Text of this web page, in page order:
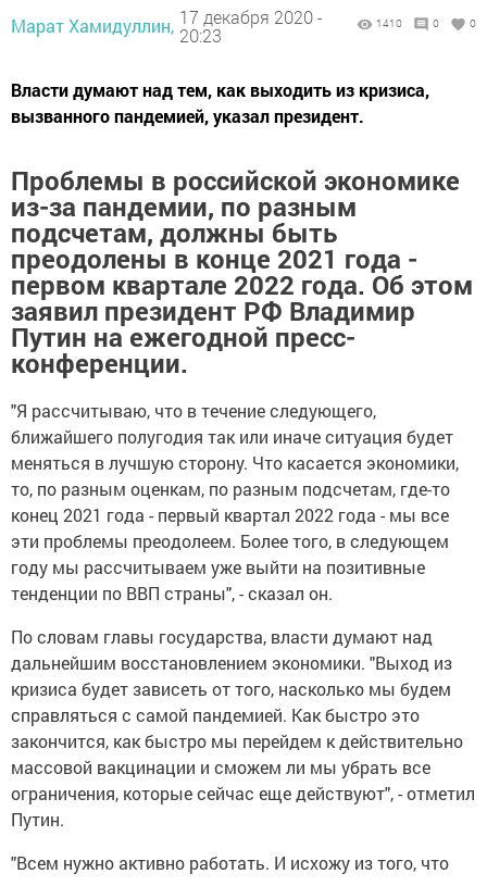
Марат Хамидуллин, 17 декабря 2020 -
20:23
1410 0 0
Власти думают над тем, как выходить из кризиса,
вызванного пандемией, указал президент.
Проблемы в российской экономике
из-за пандемии, по разным
подсчетам, должны быть
преодолены в конце 2021 года -
первом квартале 2022 года. Об этом
заявил президент РФ Владимир
Путин на ежегодной пресс-
конференции.
"Я рассчитываю, что в течение следующего,
ближайшего полугодия так или иначе ситуация будет
меняться в лучшую сторону. Что касается экономики,
то, по разным оценкам, по разным подсчетам, где-то
конец 2021 года - первый квартал 2022 года - мы все
эти проблемы преодолеем. Более того, в следующем
году мы рассчитываем уже выйти на позитивные
тенденции по ВВП страны", - сказал он.
По словам главы государства, власти думают над
дальнейшим восстановлением экономики. "Выход из
кризиса будет зависеть от того, насколько мы будем
справляться с самой пандемией. Как быстро это
закончится, как быстро мы перейдем к действительно
массовой вакцинации и сможем ли мы убрать все
ограничения, которые сейчас еще действуют", - отметил
Путин.
"Всем нужно активно работать. И исхожу из того, что